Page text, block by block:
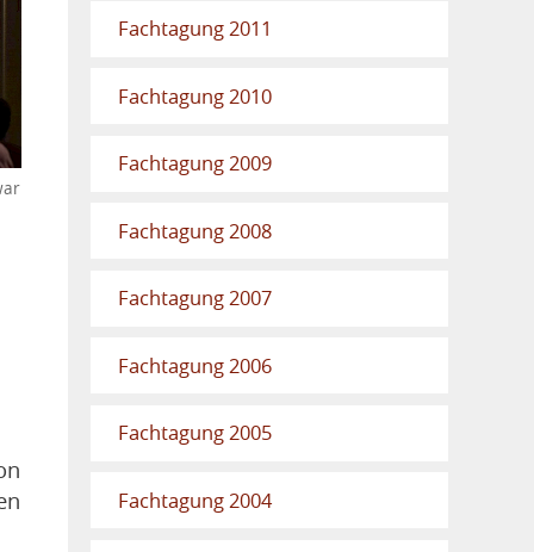
Fachtagung 2011
Fachtagung 2010
Fachtagung 2009
Fachtagung 2008
Fachtagung 2007
Fachtagung 2006
Fachtagung 2005
Fachtagung 2004